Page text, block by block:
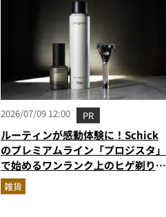
2026/07/09 12:00 PR
ルーティンが感動体験に！Schick
のプレミアムライン「プロジスタ」
で始めるワンランク上のヒゲ剃り習
慣
雑貨